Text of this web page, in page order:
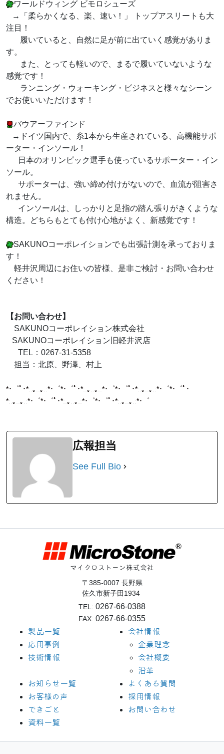
ワールドウィング ビモロシューズ
→「柔らかくなる、楽、速い！」 トップアスリートも大
注目！
履いていると、自然に足が前に出ていく感覚がありま
す。
また、とっても軽いので、まるで履いていないような
感覚です！
ランニング・ウォーキング・ビジネスと様々なシーン
でお使いいただけます！
バウアーファインド
→ドイツ国内で、糸1本から生産されている、高機能サポ
ーター・インソール！
日本のオリンピック選手も使っているサポーター・イン
ソール。
サポーターは、強い締め付けがないので、血流が阻害さ
れません。
インソールは、しっかりと足指の踏ん張りがきくような
構造。どちらもとても付け心地がよく、新感覚です！
SAKUNOコーポレイションでも出張計測を承っておりま
す！
軽井沢周辺にお住いの皆様、是非ご検討・お問い合わせ
ください！
【お問い合わせ】
SAKUNOコーポレイション株式会社
SAKUNOコーポレイション旧軽井沢店
TEL：0267-31-5358
担当：北原、野澤、村上
*･゜ﾟ･*:.｡..｡.:*･゜*･゜ﾟ･*:.｡..｡.:*･゜*･゜ﾟ･*:.｡..｡.:*･゜*･゜ﾟ･
*:.｡..｡.:*･゜*･゜ﾟ･*:.｡..｡.:*･゜*･゜ﾟ･*:.｡..｡.:*･゜
広報担当
See Full Bio
マイクロストーン株式会社
〒385-0007 長野県
佐久市新子田1934
TEL: 0267-66-0388
FAX: 0267-66-0355
製品一覧
応用事例
技術情報
会社情報
企業理念
会社概要
沿革
お知らせ一覧
お客様の声
できごと
資料一覧
よくある質問
採用情報
お問い合わせ